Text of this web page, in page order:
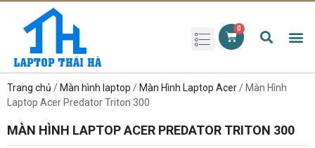
Trang chủ / Màn hình laptop / Màn Hình Laptop Acer/ Màn Hình
Laptop Acer Predator Triton 300
MÀN HÌNH LAPTOP ACER PREDATOR TRITON 300